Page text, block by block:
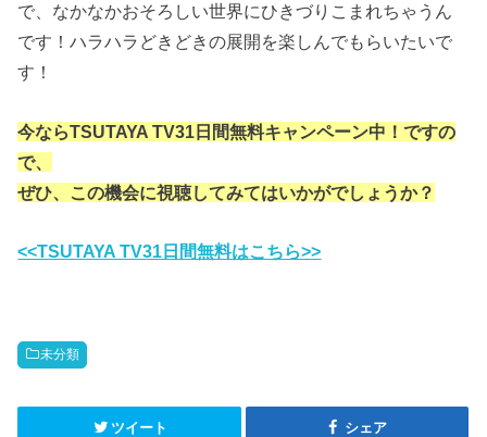
で、なかなかおそろしい世界にひきづりこまれちゃうん
です！ハラハラどきどきの展開を楽しんでもらいたいで
す！
今ならTSUTAYA TV31日間無料キャンペーン中！ですの
で、
ぜひ、この機会に視聴してみてはいかがでしょうか？
<<TSUTAYA TV31日間無料はこちら>>
未分類
ツイート シェア